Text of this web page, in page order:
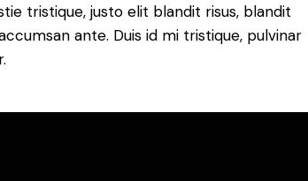
tristique, justo elit blandit risus, blandit
ante. Duis id mi tristique, pulvinar